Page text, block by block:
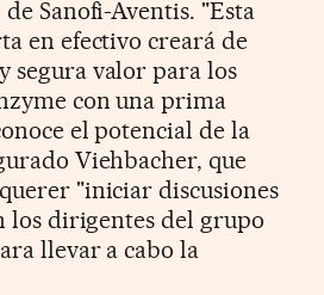
Sanofi-Aventis. "Esta
en efectivo creará de
segura valor para los
con una prima
el potencial de la
Viehbacher, que
"iniciar discusiones
los dirigentes del grupo
llevar a cabo la